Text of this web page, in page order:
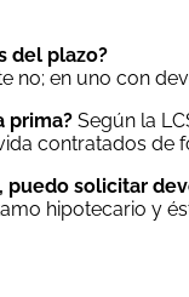
del plazo?
no; en uno con
prima? Según la
contratados de
puedo solicitar
hipotecario y